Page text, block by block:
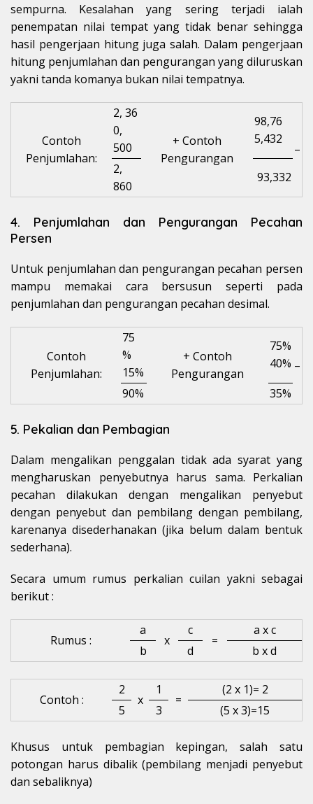
sempurna. Kesalahan yang sering terjadi ialah
penempatan nilai tempat yang tidak benar sehingga
hasil pengerjaan hitung juga salah. Dalam pengerjaan
hitung penjumlahan dan pengurangan yang diluruskan
yakni tanda komanya bukan nilai tempatnya.
Contoh
Penjumlahan:
2, 36
0,
500
+ Contoh
Pengurangan
98,76
5,432
–
2,
860
93,332
4. Penjumlahan dan Pengurangan Pecahan
Persen
Untuk penjumlahan dan pengurangan pecahan persen
mampu memakai cara bersusun seperti pada
penjumlahan dan pengurangan pecahan desimal.
Contoh
Penjumlahan:
75
%
15%
+ Contoh
Pengurangan
75%
40% –
90%
35%
5. Pekalian dan Pembagian
Dalam mengalikan penggalan tidak ada syarat yang
mengharuskan penyebutnya harus sama. Perkalian
pecahan dilakukan dengan mengalikan penyebut
dengan penyebut dan pembilang dengan pembilang,
karenanya disederhanakan (jika belum dalam bentuk
sederhana).
Secara umum rumus perkalian cuilan yakni sebagai
berikut :
Rumus :
a
x
c
=
a x c
b
d b x d
Contoh :
2
x
1
=
(2 x 1)= 2
5
3 (5 x 3)=15
Khusus untuk pembagian kepingan, salah satu
potongan harus dibalik (pembilang menjadi penyebut
dan sebaliknya)